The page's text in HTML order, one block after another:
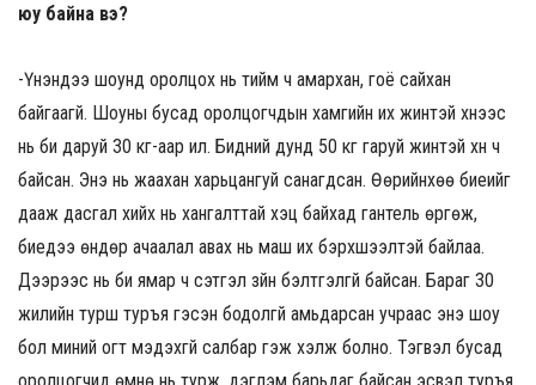
юу байна вэ?
-Үнэндээ шоунд оролцох нь тийм ч амархан, гоё сайхан
байгаагүй. Шоуны бусад оролцогчдын хамгийн их жинтэй хүнээс
нь би даруй 30 кг-аар илүү. Бидний дунд 50 кг гаруй жинтэй хүн ч
байсан. Энэ нь жаахан харьцангуй санагдсан. Өөрийнхөө биеийг
дааж дасгал хийх нь хангалттай хэцүү байхад гантель өргөж,
биедээ өндөр ачаалал авах нь маш их бэрхшээлтэй байлаа.
Дээрээс нь би ямар ч сэтгэл зүйн бэлтгэлгүй байсан. Бараг 30
жилийн турш туръя гэсэн бодолгүй амьдарсан учраас энэ шоу
бол миний огт мэдэхгүй салбар гэж хэлж болно. Тэгвэл бусад